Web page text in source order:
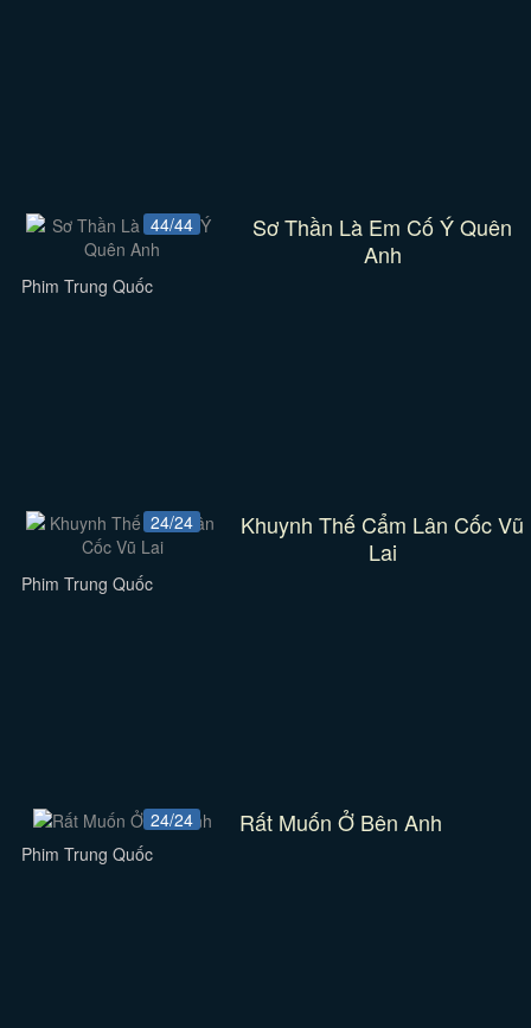
44/44
Sơ Thần Là Em Cố Ý Quên
Anh
Phim Trung Quốc
24/24
Khuynh Thế Cẩm Lân Cốc Vũ
Lai
Phim Trung Quốc
24/24 Rất Muốn Ở Bên Anh
Phim Trung Quốc